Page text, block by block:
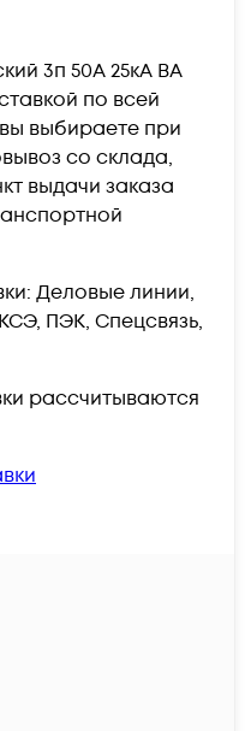
3п 50А 25кА ВА
по всей
выбираете при
со склада,
выдачи заказа
Деловые линии,
ПЭК, Спецсвязь,
рассчитываются